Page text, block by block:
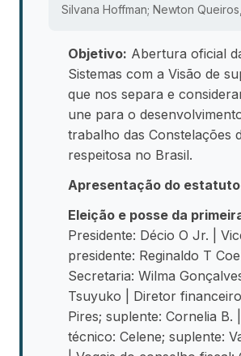
Silvana Hoffman; Newton
Objetivo: Abertura oficial
Sistemas com a Visão de
que nos separa e
une para o
trabalho das Constelações
respeitosa no Brasil.
Apresentação do
Eleição e posse da
Presidente: Décio O Jr. |
presidente: Reginaldo T
Secretaria: Wilma
Tsuyuko | Diretor
Pires; suplente: Cornelia B.
técnico: Celene; suplente: